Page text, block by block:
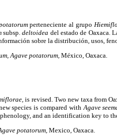
perteneciente al grupo
subsp.deltoidea del estado de Oaxaca.
sobre la distribución, usos,
Agave potatorum, México, Oaxaca.
is revised. Two new taxa from
species is compared withAgave
and an identification key to
potatorum, Mexico, Oaxaca.